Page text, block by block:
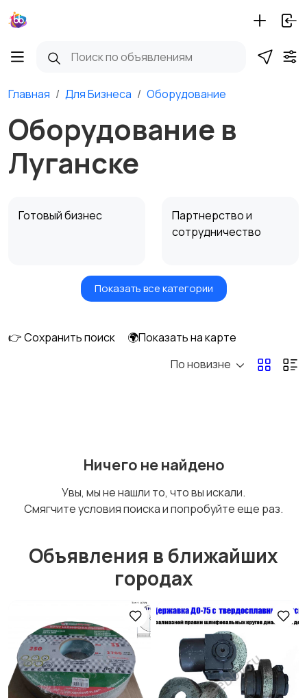
Главная Для Бизнеса Оборудование
Оборудование в
Луганске
Готовый бизнес
Партнерство и
сотрудничество
ОборудованиеПоказать все категории
👉 Сохранить поиск
🌍Показать на карте
По новизне
Ничего не найдено
Увы, мы не нашли то, что вы искали.
Смягчите условия поиска и попробуйте еще раз.
Объявления в ближайших
городах